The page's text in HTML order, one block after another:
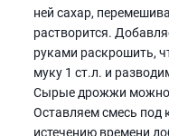
ней сахар,
растворится.
руками раскрошить,
муку 1 ст.л. и
Сырые дрожжи можно
Оставляем смесь под
истечению времени